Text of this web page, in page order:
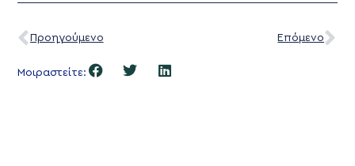
Προηγούμενο Επόμενο
Μοιραστείτε: